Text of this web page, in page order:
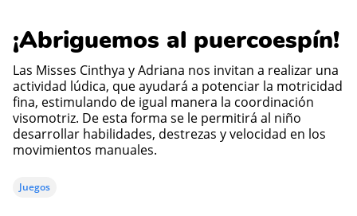
¡Abriguemos al puercoespín!
Las Misses Cinthya y Adriana nos invitan a realizar una
actividad lúdica, que ayudará a potenciar la motricidad
fina, estimulando de igual manera la coordinación
visomotriz. De esta forma se le permitirá al niño
desarrollar habilidades, destrezas y velocidad en los
movimientos manuales.
Juegos